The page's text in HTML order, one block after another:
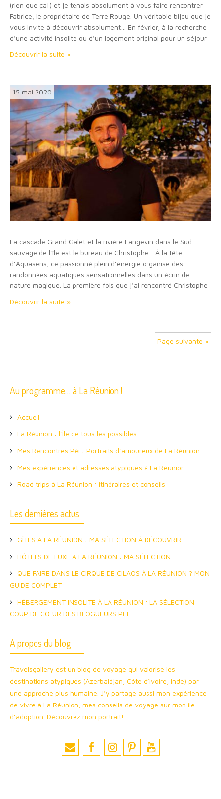
(rien que ça!) et je tenais absolument à vous faire rencontrer
Fabrice, le propriétaire de Terre Rouge. Un véritable bijou que je
vous invite à découvrir absolument… En février, à la recherche
d’une activité insolite ou d’un logement original pour un séjour
Découvrir la suite »
15 mai 2020
La cascade Grand Galet et la rivière Langevin dans le Sud
sauvage de l’île est le bureau de Christophe… À la tête
d’Aquasens, ce passionné plein d’énergie organise des
randonnées aquatiques sensationnelles dans un écrin de
nature magique. La première fois que j’ai rencontré Christophe
son énergie et son enthousiasme. C’est dans le…
Découvrir la suite »
Page suivante »
Au programme… à La Réunion !
Accueil
La Réunion : l’Île de tous les possibles
Mes Rencontres Péi : Portraits d’amoureux de La Réunion
Mes expériences et adresses atypiques à La Réunion
Road trips à La Réunion : itinéraires et conseils
Les dernières actus
GÎTES A LA RÉUNION : MA SÉLECTION À DÉCOUVRIR
HÔTELS DE LUXE À LA RÉUNION : MA SÉLECTION
QUE FAIRE DANS LE CIRQUE DE CILAOS À LA RÉUNION ? MON
GUIDE COMPLET
HÉBERGEMENT INSOLITE À LA RÉUNION : LA SÉLECTION
COUP DE CŒUR DES BLOGUEURS PÉI
A propos du blog
Travelsgallery est un blog de voyage qui valorise les
destinations atypiques (Azerbaidjan, Côte d’Ivoire, Inde) par
une approche plus humaine. J’y partage aussi mon expérience
de vivre à La Réunion, mes conseils de voyage sur mon île
d’adoption. Découvrez mon portrait!